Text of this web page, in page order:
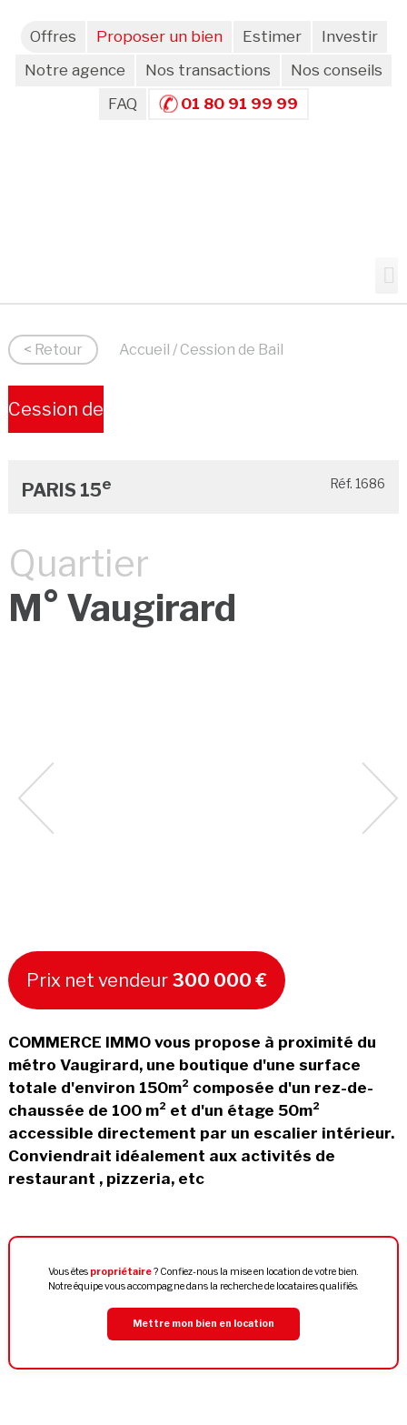
Offres Proposer un bien Estimer
Investir
Notre agence
Nos transactions
Nos conseils
FAQ
01 80 91 99 99
< Retour Accueil / Cession de Bail
Cession de
PARIS 15e Réf. 1686
Quartier
M° Vaugirard
Prix net vendeur 300 000 €
COMMERCE IMMO vous propose à proximité du
métro Vaugirard, une boutique d'une surface
totale d'environ 150m² composée d'un rez-de-
chaussée de 100 m² et d'un étage 50m²
accessible directement par un escalier intérieur.
Conviendrait idéalement aux activités de
restaurant , pizzeria, etc
Vous êtes propriétaire? Confiez-nous la mise en location de votre bien.
Notre équipe vous accompagne dans la recherche de locataires qualifiés.
Mettre mon bien en location